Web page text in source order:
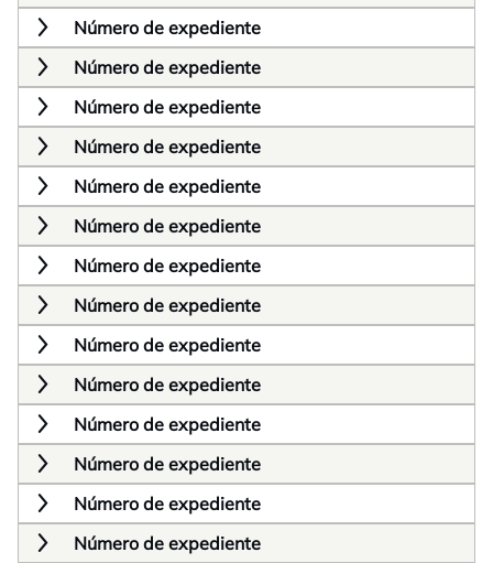
Número de expediente
Número de expediente
Número de expediente
Número de expediente
Número de expediente
Número de expediente
Número de expediente
Número de expediente
Número de expediente
Número de expediente
Número de expediente
Número de expediente
Número de expediente
Número de expediente